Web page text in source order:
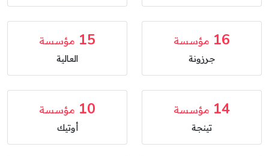
16 مؤسسة
جرزونة
15 مؤسسة
العالية
14 مؤسسة
تينجة
10 مؤسسة
أوتيك